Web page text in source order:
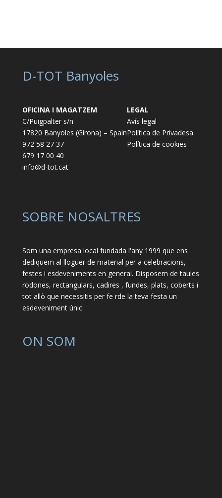
D-TOT Banyoles
OFICINA I MAGATZEM
C/Puigpalter s/n
17820 Banyoles (Girona) – Spain
972 58 27 37
679 17 00 40
info@d-tot.cat
LEGAL
Avís legal
Política de Privadesa
Política de cookies
SOBRE NOSALTRES
Som una empresa local fundada l'any 1999 que ens
dediquem al lloguer de material per a celebracions,
festes i esdeveniments en general. Disposem de taules
rodones, rectangulars, cadires , fundes, plats, coberts i
tot allò que necessitis per fe rde la teva festa un
esdeveniment únic.
ON SOM